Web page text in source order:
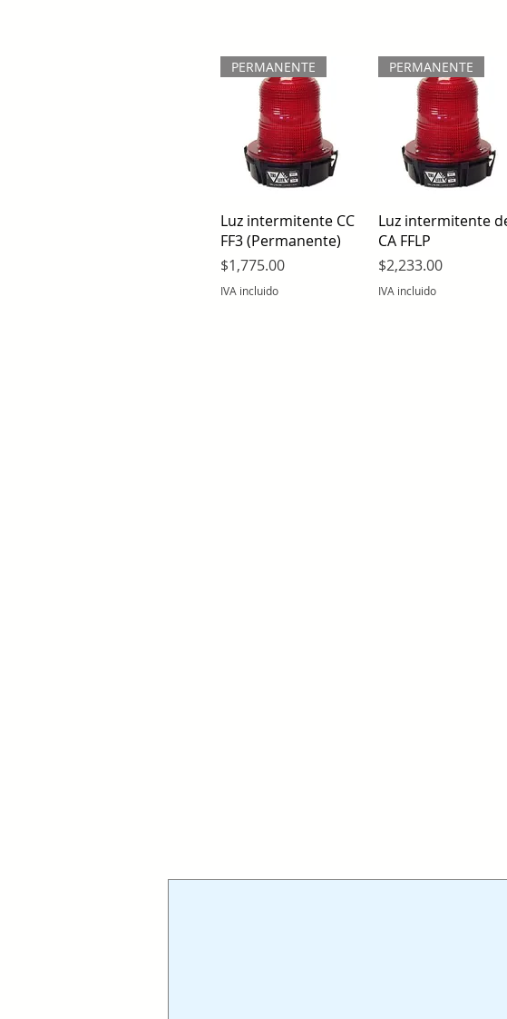
Vista rápida
PERMANENTE
Luz intermitente CC
FF3 (Permanente)
Precio
$1,775.00
IVA incluido
Vista rápida
PERMANENTE
Luz intermitente
CA FFLP
Precio
$2,233.00
IVA incluido